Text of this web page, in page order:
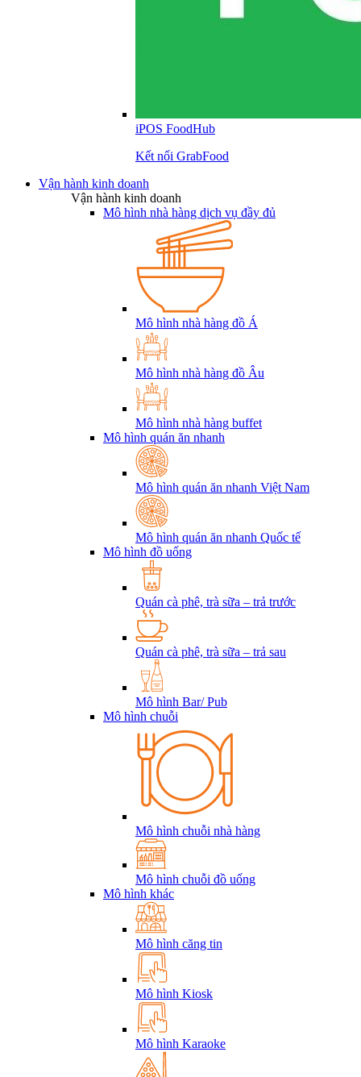
iPOS FoodHub
Kết nối GrabFood
Vận hành kinh doanh
Vận hành kinh doanh
Mô hình nhà hàng dịch vụ đầy đủ
Mô hình nhà hàng đồ Á
Mô hình nhà hàng đồ Âu
Mô hình nhà hàng buffet
Mô hình quán ăn nhanh
Mô hình quán ăn nhanh Việt Nam
Mô hình quán ăn nhanh Quốc tế
Mô hình đồ uống
Quán cà phê, trà sữa – trả trước
Quán cà phê, trà sữa – trả sau
Mô hình Bar/ Pub
Mô hình chuỗi
Mô hình chuỗi nhà hàng
Mô hình chuỗi đồ uống
Mô hình khác
Mô hình căng tin
Mô hình Kiosk
Mô hình Karaoke